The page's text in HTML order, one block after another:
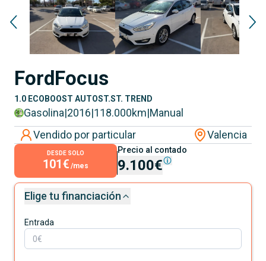
FordFocus
1.0 ECOBOOST AUTOST.ST. TREND
Gasolina|2016|118.000km|Manual
Vendido por particular
Valencia
DESDE SOLO
101€ /mes
Precio al contado
9.100€
Elige tu financiación
Entrada